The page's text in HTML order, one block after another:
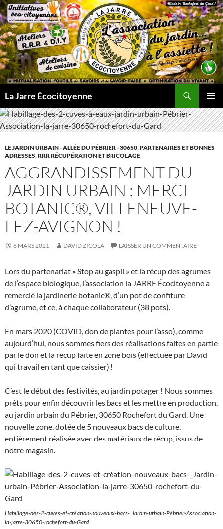
Aller
au
contenu
La Jarre Écocitoyenne
MENU
LE JARDIN URBAIN - ALLÉE DU PÉBRIER - 30650,PARTENAIRES ET BONNES
ADRESSES,RRR RÉCUPÉRATION ET BRICOLAGE
AGGRANDISSEMENT DU
JARDIN URBAIN : MERCI
BOTANIC®, VILLENEUVE-
LEZ-AVIGNON !
6 MARS 2021 DAVID ZICOLA LAISSER UN COMMENTAIRE
Lors du partenariat « Stop au gaspil » et la récup des agrumes
de l’espace biologique, l’association la JARRE Écocitoyenne a
remercié la jardinerie botanic®, d’un pot de confiture
d’agrume, et ce, à chaque collaborateur (38 pots).
En mars 2020 (COVID, don de plantes pour l’asso), comme
aujourd’hui, nous sommes fiers des réalisations faites en partie
par le don et la récup faite en zone bois (effectuée par David
qui travail en tant que caissier) !
C’est le début des festivités, au jardin potager ! Nous sommes
prêts pour enfin découvrir les bacs et les mettre en production,
au jardin urbain du Pébrier, 30650 Rochefort du Gard. Une
nouvelle zone, dotée de 5 nouveaux bacs de culture,
entièrement réalisée avec des matériaux de récup, issus de
notre magasin.
Habillage-des-2-cuves-et-création-nouveaux-bacs-_Jardin-urbain-Pébrier-Association-
la-jarre-30650-rochefort-du-Gard